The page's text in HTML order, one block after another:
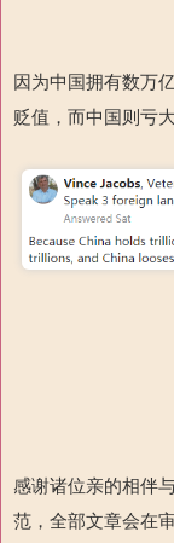
因为中国拥有数万
贬值，而中国则亏大
感谢诸位亲的相伴
范，全部文章会在